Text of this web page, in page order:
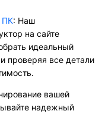
ПК: Наш
на сайте
идеальный
проверяя все детали
вашей
надежный